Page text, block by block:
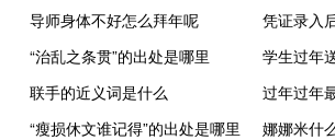
导师身体不好怎么拜年呢
凭证录入
“治乱之条贯”的出处是哪里
学生过年
联手的近义词是什么
过年过年
“瘦损休文谁记得”的出处是哪里
娜娜米什